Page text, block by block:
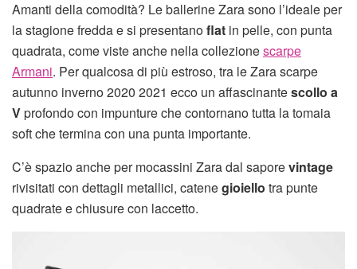
Amanti della comodità? Le ballerine Zara sono l’ideale per
la stagione fredda e si presentanoflat in pelle, con punta
quadrata, come viste anche nella collezionescarpe
Armani. Per qualcosa di più estroso, tra le Zara scarpe
autunno inverno 2020 2021 ecco un affascinantescollo a
Vprofondo con impunture che contornano tutta la tomaia
soft che termina con una punta importante.
C’è spazio anche per mocassini Zara dal saporevintage
rivisitati con dettagli metallici, catenegioiello tra punte
quadrate e chiusure con laccetto.